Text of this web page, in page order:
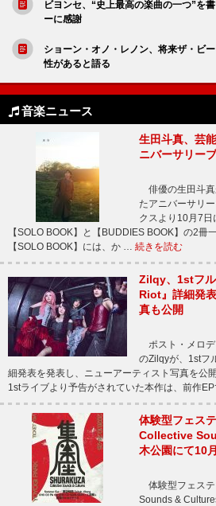
ビヨンセ、“史上最高の楽曲の一つ”を
ーに感謝
ショーン・オノ・レノン、将来ザ・ビ
性があると語る
音楽ニュース
生田斗真、芸
ニバーサリー
俳優の生田斗真
たアニバーサリ
クスより10月7
【SOLO BOOK】と【BUDDIES BOOK】の2冊
【SOLO BOOK】には、か … 続きを読む
Zilqy、1stフ
Riot』詳細発
真も公開
ポスト・メロデ
のZilqyが、1stフ
細発表を発表し、ニューアーティスト写真を
1stライブより予告がされていた本作は、前作
体験型フェス
Collective
木公園にて10
体験型フェス
Sounds &